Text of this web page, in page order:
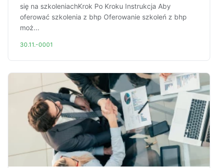
się na szkoleniachKrok Po Kroku Instrukcja Aby
oferować szkolenia z bhp Oferowanie szkoleń z bhp
moż...
30.11.-0001